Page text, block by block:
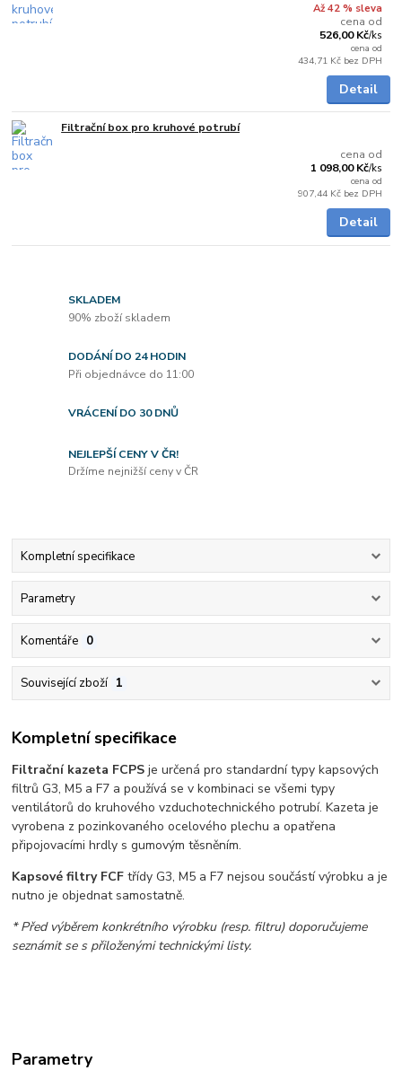
Až 42 % sleva
cena od
526,00 Kč/ks
cena od
434,71 Kč bez DPH
Detail
Filtrační box pro kruhové potrubí
cena od
1 098,00 Kč/ks
cena od
907,44 Kč bez DPH
Detail
SKLADEM
90% zboží skladem
DODÁNÍ DO 24 HODIN
Při objednávce do 11:00
VRÁCENÍ DO 30 DNŮ
NEJLEPŠÍ CENY V ČR!
Držíme nejnižší ceny v ČR
Kompletní specifikace
Parametry
Komentáře 0
Související zboží 1
Kompletní specifikace
Filtrační kazeta FCPS je určená pro standardní typy kapsových
filtrů G3, M5 a F7 a používá se v kombinaci se všemi typy
ventilátorů do kruhového vzduchotechnického potrubí. Kazeta je
vyrobena z pozinkovaného ocelového plechu a opatřena
připojovacími hrdly s gumovým těsněním.
Kapsové filtry FCF třídy G3, M5 a F7 nejsou součástí výrobku a je
nutno je objednat samostatně.
* Před výběrem konkrétního výrobku (resp. filtru) doporučujeme
seznámit se s přiloženými technickými listy.
Parametry